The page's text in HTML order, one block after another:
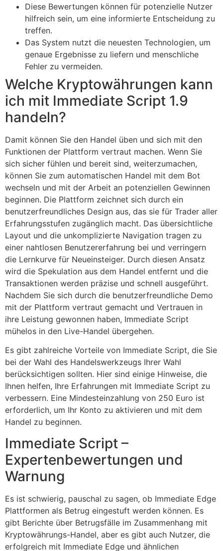
Diese Bewertungen können für potenzielle Nutzer
hilfreich sein, um eine informierte Entscheidung zu
treffen.
Das System nutzt die neuesten Technologien, um
genaue Ergebnisse zu liefern und menschliche
Fehler zu vermeiden.
Welche Kryptowährungen kann
ich mit Immediate Script 1.9
handeln?
Damit können Sie den Handel üben und sich mit den
Funktionen der Plattform vertraut machen. Wenn Sie
sich sicher fühlen und bereit sind, weiterzumachen,
können Sie zum automatischen Handel mit dem Bot
wechseln und mit der Arbeit an potenziellen Gewinnen
beginnen. Die Plattform zeichnet sich durch ein
benutzerfreundliches Design aus, das sie für Trader aller
Erfahrungsstufen zugänglich macht. Das übersichtliche
Layout und die unkomplizierte Navigation tragen zu
einer nahtlosen Benutzererfahrung bei und verringern
die Lernkurve für Neueinsteiger. Durch diesen Ansatz
wird die Spekulation aus dem Handel entfernt und die
Transaktionen werden präzise und schnell ausgeführt.
Nachdem Sie sich durch die benutzerfreundliche Demo
mit der Plattform vertraut gemacht und Vertrauen in
ihre Leistung gewonnen haben, Immediate Script
mühelos in den Live-Handel übergehen.
Es gibt zahlreiche Vorteile von Immediate Script, die Sie
bei der Wahl des Handelswerkzeugs Ihrer Wahl
berücksichtigen sollten. Hier sind einige Hinweise, die
Ihnen helfen, Ihre Erfahrungen mit Immediate Script zu
verbessern. Eine Mindesteinzahlung von 250 Euro ist
erforderlich, um Ihr Konto zu aktivieren und mit dem
Handel zu beginnen.
Immediate Script –
Expertenbewertungen und
Warnung
Es ist schwierig, pauschal zu sagen, ob Immediate Edge
Plattformen als Betrug eingestuft werden können. Es
gibt Berichte über Betrugsfälle im Zusammenhang mit
Kryptowährungs-Handel, aber es gibt auch Nutzer, die
erfolgreich mit Immediate Edge und ähnlichen